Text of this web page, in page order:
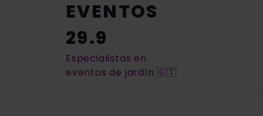
EVENTOS
29.9
Especialistas en
eventos de jardín 🇬🇹